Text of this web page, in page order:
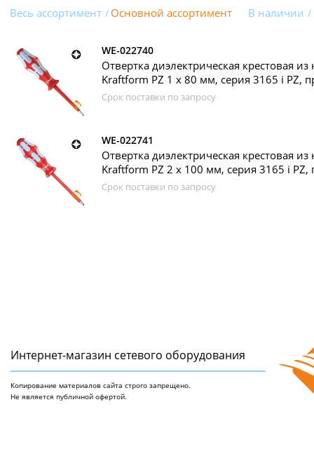
Весь ассортимент Основной ассортимент В наличии
WE-022740
Отвертка диэлектрическая крестовая
Kraftform PZ 1 х 80 мм, серия 3165 i PZ,
Срок поставки по запросу
WE-022741
Отвертка диэлектрическая крестовая
Kraftform PZ 2 х 100 мм, серия 3165 i PZ,
Срок поставки по запросу
Интернет-магазин сетeвого оборудования
Копирование материалов сайта строго запрещено.
Не является публичной офертой.